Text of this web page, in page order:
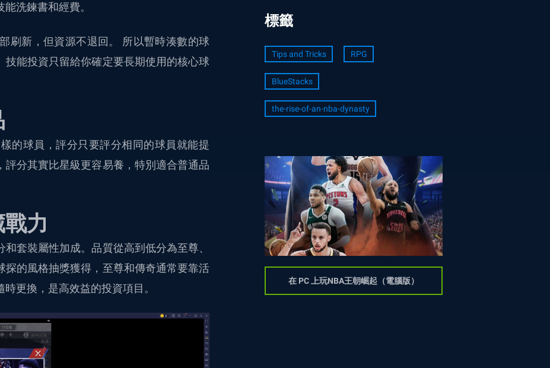
洗鍊書和經費。
刷新，但資源不退回。 所以暫時湊數的球
能投資只留給你確定要長期使用的核心球
的球員，評分只要評分相同的球員就能提
分其實比星級更容易養，特別適合普通品
力
套裝屬性加成。品質從高到低分為至尊、
的風格抽獎獲得，至尊和傳奇通常要靠活
更換，是高效益的投資項目。
標籤
Tips and Tricks RPG
BlueStacks
the-rise-of-an-nba-dynasty
在 PC 上玩NBA王朝崛起（電腦版）